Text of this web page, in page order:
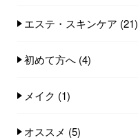
エステ・スキンケア (21)
初めて方へ (4)
メイク (1)
オススメ (5)